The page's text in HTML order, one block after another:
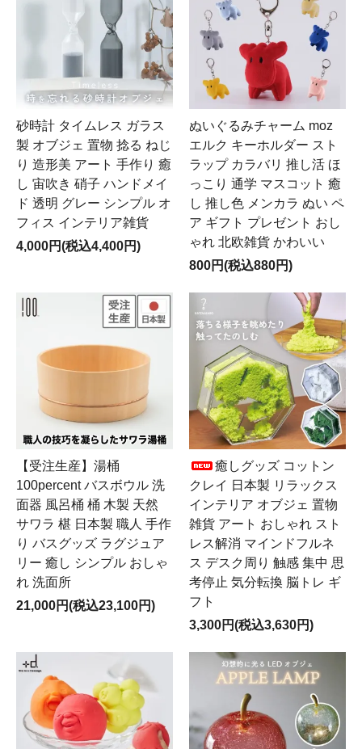
砂時計 タイムレス ガラス
製 オブジェ 置物 捻る ねじ
り 造形美 アート 手作り 癒
し 宙吹き 硝子 ハンドメイ
ド 透明 グレー シンプル オ
フィス インテリア雑貨
4,000円(税込4,400円)
ぬいぐるみチャーム moz
エルク キーホルダー スト
ラップ カラバリ 推し活 ほ
っこり 通学 マスコット 癒
し 推し色 メンカラ ぬい ペ
ア ギフト プレゼント おし
ゃれ 北欧雑貨 かわいい
800円(税込880円)
【受注生産】湯桶
100percent バスボウル 洗
面器 風呂桶 桶 木製 天然
サワラ 椹 日本製 職人 手作
り バスグッズ ラグジュア
リー 癒し シンプル おしゃ
れ 洗面所
21,000円(税込23,100円)
癒しグッズ コットン
クレイ 日本製 リラックス
インテリア オブジェ 置物
雑貨 アート おしゃれ スト
レス解消 マインドフルネ
ス デスク周り 触感 集中 思
考停止 気分転換 脳トレ ギ
フト
3,300円(税込3,630円)